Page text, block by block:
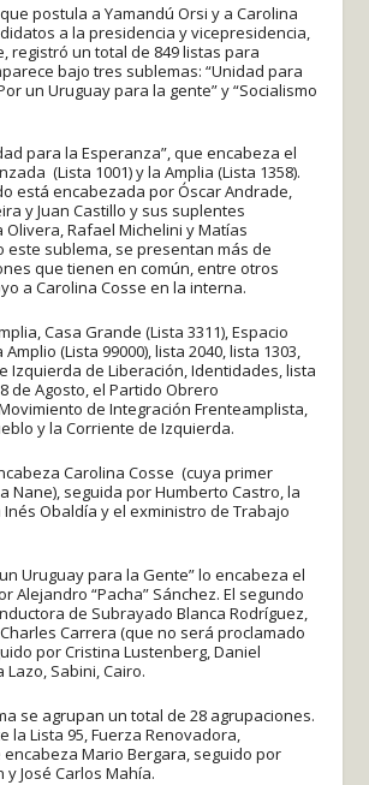
postula a Yamandú Orsi y a Carolina
a la presidencia y vicepresidencia,
registró un total de 849 listas para
bajo tres sublemas: “Unidad para
un Uruguay para la gente” y “Socialismo
para la Esperanza”, que encabeza el
(Lista 1001) y la Amplia (Lista 1358).
está encabezada por Óscar Andrade,
y Juan Castillo y sus suplentes
Olivera, Rafael Michelini y Matías
este sublema, se presentan más de
que tienen en común, entre otros
a Carolina Cosse en la interna.
Casa Grande (Lista 3311), Espacio
(Lista 99000), lista 2040, lista 1303,
Izquierda de Liberación, Identidades, lista
de Agosto, el Partido Obrero
de Integración Frenteamplista,
y la Corriente de Izquierda.
Carolina Cosse (cuya primer
Nane), seguida por Humberto Castro, la
Obaldía y el exministro de Trabajo
Uruguay para la Gente” lo encabeza el
Alejandro “Pacha” Sánchez. El segundo
de Subrayado Blanca Rodríguez,
Carrera (que no será proclamado
por Cristina Lustenberg, Daniel
Lazo, Sabini, Cairo.
se agrupan un total de 28 agrupaciones.
la Lista 95, Fuerza Renovadora,
Mario Bergara, seguido por
y José Carlos Mahía.